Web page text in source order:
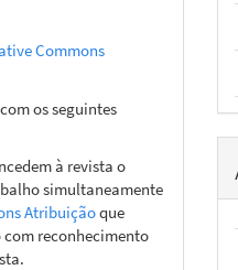
Commons
os seguintes
à revista o
simultaneamente
Atribuiçãoque
reconhecimento